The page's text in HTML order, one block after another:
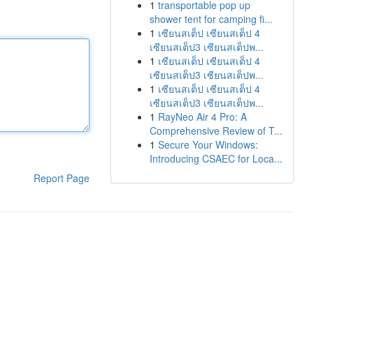
Report Page
1 transportable pop up
shower tent for camping fi...
1 เซียนสเต็ป เซียนสเต็ป 4
เซียนสเต็ป3 เซียนสเต็ปพ...
1 เซียนสเต็ป เซียนสเต็ป 4
เซียนสเต็ป3 เซียนสเต็ปพ...
1 เซียนสเต็ป เซียนสเต็ป 4
เซียนสเต็ป3 เซียนสเต็ปพ...
1 RayNeo Air 4 Pro: A
Comprehensive Review of T...
1 Secure Your Windows:
Introducing CSAEC for Loca...